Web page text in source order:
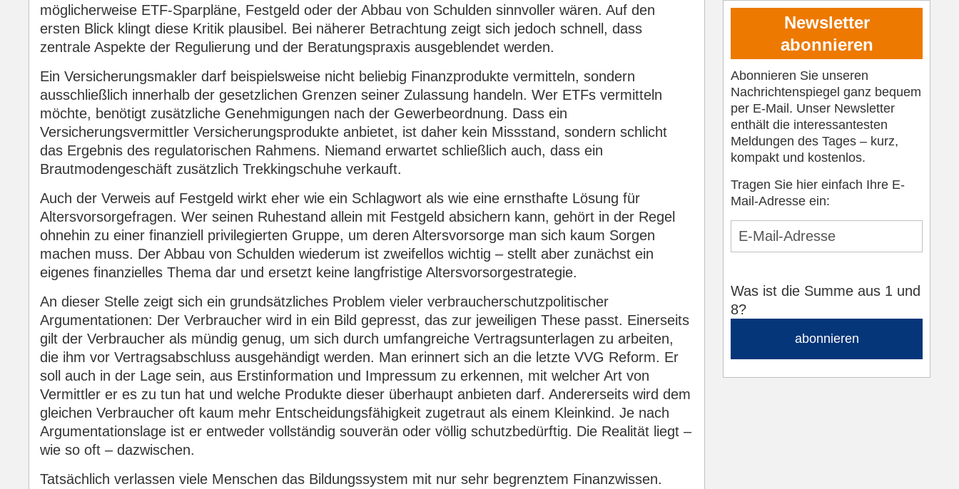
möglicherweise ETF-Sparpläne, Festgeld oder der Abbau von Schulden sinnvoller wären. Auf den
ersten Blick klingt diese Kritik plausibel. Bei näherer Betrachtung zeigt sich jedoch schnell, dass
zentrale Aspekte der Regulierung und der Beratungspraxis ausgeblendet werden.
Ein Versicherungsmakler darf beispielsweise nicht beliebig Finanzprodukte vermitteln, sondern
ausschließlich innerhalb der gesetzlichen Grenzen seiner Zulassung handeln. Wer ETFs vermitteln
möchte, benötigt zusätzliche Genehmigungen nach der Gewerbeordnung. Dass ein
Versicherungsvermittler Versicherungsprodukte anbietet, ist daher kein Missstand, sondern schlicht
das Ergebnis des regulatorischen Rahmens. Niemand erwartet schließlich auch, dass ein
Brautmodengeschäft zusätzlich Trekkingschuhe verkauft.
Auch der Verweis auf Festgeld wirkt eher wie ein Schlagwort als wie eine ernsthafte Lösung für
Altersvorsorgefragen. Wer seinen Ruhestand allein mit Festgeld absichern kann, gehört in der Regel
ohnehin zu einer finanziell privilegierten Gruppe, um deren Altersvorsorge man sich kaum Sorgen
machen muss. Der Abbau von Schulden wiederum ist zweifellos wichtig – stellt aber zunächst ein
eigenes finanzielles Thema dar und ersetzt keine langfristige Altersvorsorgestrategie.
An dieser Stelle zeigt sich ein grundsätzliches Problem vieler verbraucherschutzpolitischer
Argumentationen: Der Verbraucher wird in ein Bild gepresst, das zur jeweiligen These passt. Einerseits
gilt der Verbraucher als mündig genug, um sich durch umfangreiche Vertragsunterlagen zu arbeiten,
die ihm vor Vertragsabschluss ausgehändigt werden. Man erinnert sich an die letzte VVG Reform. Er
soll auch in der Lage sein, aus Erstinformation und Impressum zu erkennen, mit welcher Art von
Vermittler er es zu tun hat und welche Produkte dieser überhaupt anbieten darf. Andererseits wird dem
gleichen Verbraucher oft kaum mehr Entscheidungsfähigkeit zugetraut als einem Kleinkind. Je nach
Argumentationslage ist er entweder vollständig souverän oder völlig schutzbedürftig. Die Realität liegt –
wie so oft – dazwischen.
Tatsächlich verlassen viele Menschen das Bildungssystem mit nur sehr begrenztem Finanzwissen.
Newsletter
abonnieren
Abonnieren Sie unseren
Nachrichtenspiegel ganz bequem
per E-Mail. Unser Newsletter
enthält die interessantesten
Meldungen des Tages – kurz,
kompakt und kostenlos.
Tragen Sie hier einfach Ihre E-
Mail-Adresse ein:
Was ist die Summe aus 1 und
8?
abonnieren